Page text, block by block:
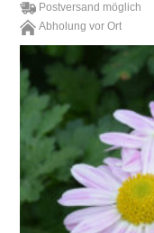
Postversand möglich
Abholung vor Ort